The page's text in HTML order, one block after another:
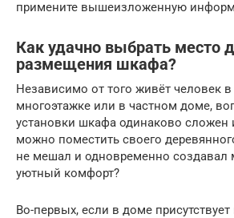
примените вышеизложенную
Как удачно выбрать место
размещения шкафа?
Независимо от того живёт человек
многоэтажке или в частном доме,
установки шкафа одинаково сложен
можно поместить своего
не мешал и одновременно создавал
уютный комфорт?
Во-первых, если в доме